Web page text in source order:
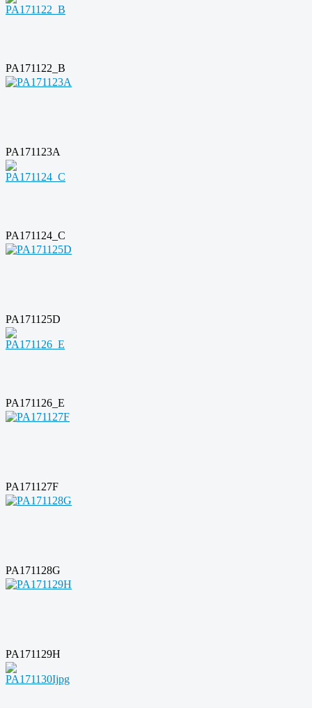
PA171122_B
PA171123A
PA171124_C
PA171125D
PA171126_E
PA171127F
PA171128G
PA171129H